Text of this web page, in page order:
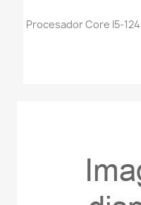
Procesador Core I5-